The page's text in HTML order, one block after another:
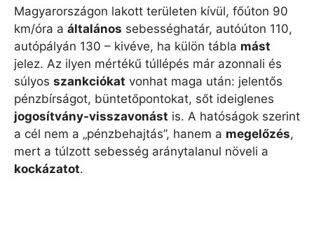
Magyarországon lakott területen kívül, főúton 90
km/óra a általános sebességhatár, autóúton 110,
autópályán 130 – kivéve, ha külön tábla mást
jelez. Az ilyen mértékű túllépés már azonnali és
súlyos szankciókat vonhat maga után: jelentős
pénzbírságot, büntetőpontokat, sőt ideiglenes
jogosítvány-visszavonást is. A hatóságok szerint
a cél nem a „pénzbehajtás”, hanem a megelőzés,
mert a túlzott sebesség aránytalanul növeli a
kockázatot.